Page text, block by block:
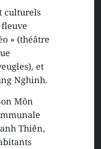
culturels
» (théâtre
et
Nghinh.
Môn
Thiên,